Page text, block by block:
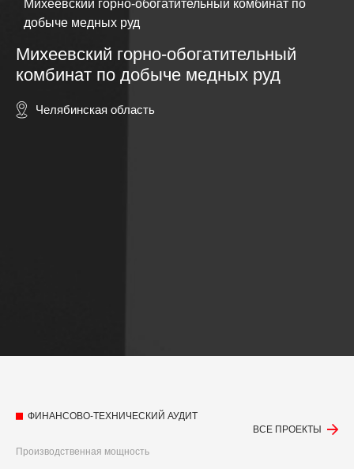
Михеевский горно-обогатительный комбинат по
добыче медных руд
Михеевский горно-обогатительный
комбинат по добыче медных руд
Челябинская область
ФИНАНСОВО-ТЕХНИЧЕСКИЙ АУДИТ
ВСЕ ПРОЕКТЫ
Производственная мощность